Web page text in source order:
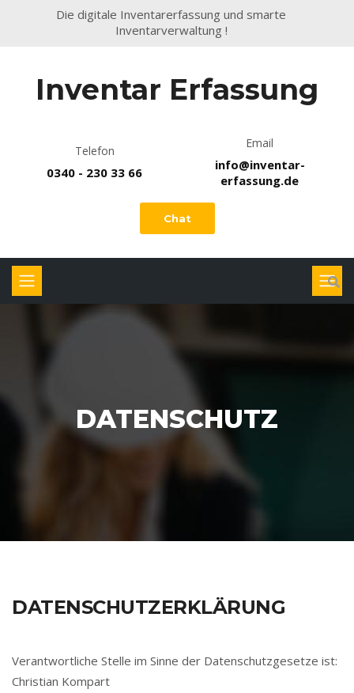
Die digitale Inventarerfassung und smarte
Inventarverwaltung !
Inventar Erfassung
Telefon
0340 - 230 33 66
Email
info@inventar-
erfassung.de
Chat
DATENSCHUTZ
DATENSCHUTZERKLÄRUNG
Verantwortliche Stelle im Sinne der Datenschutzgesetze ist:
Christian Kompart